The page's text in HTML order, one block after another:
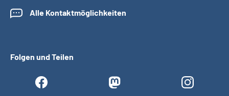
Alle Kontaktmöglichkeiten
Folgen und Teilen